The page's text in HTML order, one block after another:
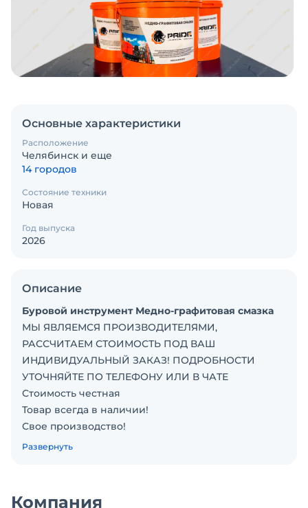
Основные характеристики
Расположение
Челябинск и еще
14 городов
Состояние техники
Новая
Год выпуска
2026
Описание
Буровой инструмент Медно-графитовая смазка
МЫ ЯВЛЯЕМСЯ ПРОИЗВОДИТЕЛЯМИ,
РАССЧИТАЕМ СТОИМОСТЬ ПОД ВАШ
ИНДИВИДУАЛЬНЫЙ ЗАКАЗ! ПОДРОБНОСТИ
УТОЧНЯЙТЕ ПО ТЕЛЕФОНУ ИЛИ В ЧАТЕ
Стоимость честная
Товap всегда в наличии!
Свое производствo!
Обучим пeрсонaл работе на установке!
Развернуть
Компания